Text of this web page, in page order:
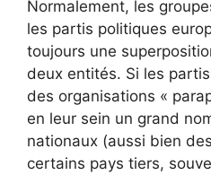
Normalement, les
les partis politiques
toujours une
deux entités. Si les
des organisations «
en leur sein un grand
nationaux (aussi bien
certains pays tiers,